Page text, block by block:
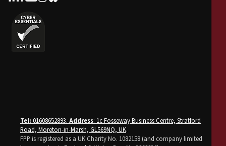
Tel: 01608652893. Address: 1c Fosseway Business Centre, Stratford
Road, Moreton-in-Marsh, GL569NQ, UK.
FPP is registered as a UK Charity No. 1082158 (and company limited